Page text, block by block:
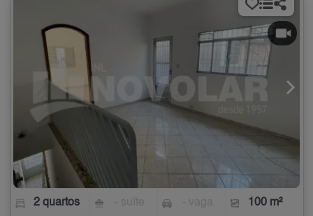
2 quartos 100 m²